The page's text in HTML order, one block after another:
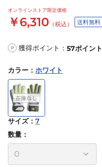
オンラインストア限定価格
￥6,310 （税込） 送料無料
P 獲得ポイント： 57ポイント
カラー ： ホワイト
サイズ： 7
数量：